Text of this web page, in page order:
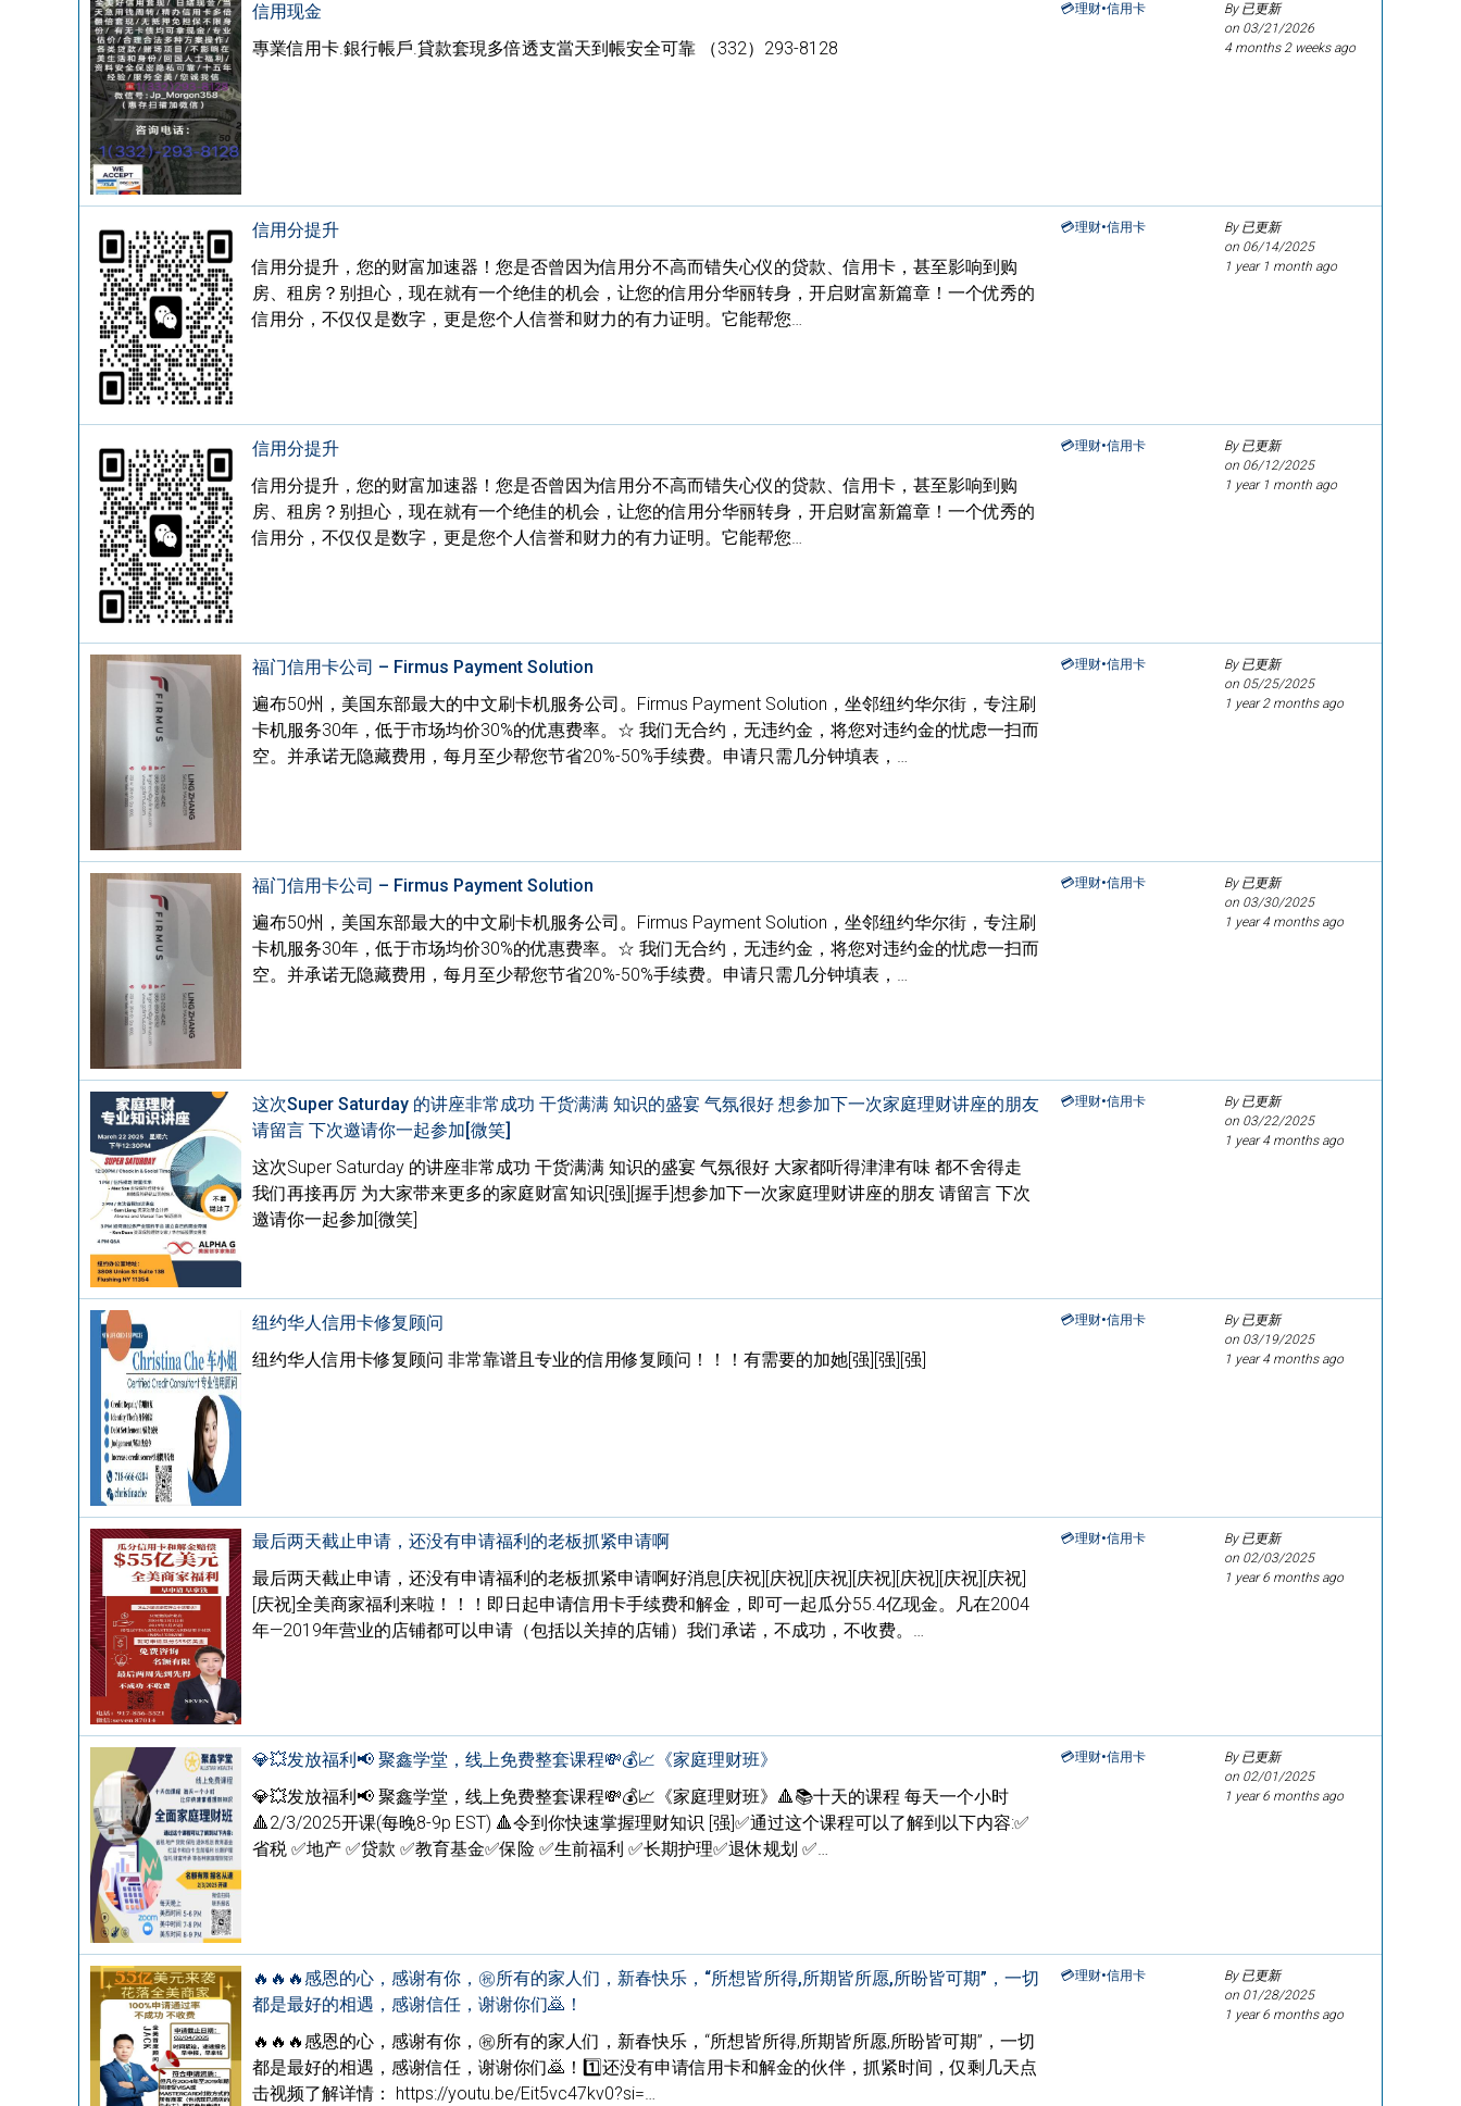
信用现金
專業信用卡.銀行帳戶.貸款套現多倍透支當天到帳安全可靠 （332）293-8128
💳理财•信用卡
By 已更新
on 03/21/2026
4 months 2 weeks ago
信用分提升
信用分提升，您的财富加速器！您是否曾因为信用分不高而错失心仪的贷款、信用卡，甚至影响到购
房、租房？别担心，现在就有一个绝佳的机会，让您的信用分华丽转身，开启财富新篇章！一个优秀的
信用分，不仅仅是数字，更是您个人信誉和财力的有力证明。它能帮您…
💳理财•信用卡
By 已更新
on 06/14/2025
1 year 1 month ago
信用分提升
信用分提升，您的财富加速器！您是否曾因为信用分不高而错失心仪的贷款、信用卡，甚至影响到购
房、租房？别担心，现在就有一个绝佳的机会，让您的信用分华丽转身，开启财富新篇章！一个优秀的
信用分，不仅仅是数字，更是您个人信誉和财力的有力证明。它能帮您…
💳理财•信用卡
By 已更新
on 06/12/2025
1 year 1 month ago
福门信用卡公司 – Firmus Payment Solution
遍布50州，美国东部最大的中文刷卡机服务公司。Firmus Payment Solution，坐邻纽约华尔街，专注刷
卡机服务30年，低于市场均价30%的优惠费率。☆ 我们无合约，无违约金，将您对违约金的忧虑一扫而
空。并承诺无隐藏费用，每月至少帮您节省20%-50%手续费。申请只需几分钟填表，…
💳理财•信用卡
By 已更新
on 05/25/2025
1 year 2 months ago
福门信用卡公司 – Firmus Payment Solution
遍布50州，美国东部最大的中文刷卡机服务公司。Firmus Payment Solution，坐邻纽约华尔街，专注刷
卡机服务30年，低于市场均价30%的优惠费率。☆ 我们无合约，无违约金，将您对违约金的忧虑一扫而
空。并承诺无隐藏费用，每月至少帮您节省20%-50%手续费。申请只需几分钟填表，…
💳理财•信用卡
By 已更新
on 03/30/2025
1 year 4 months ago
这次Super Saturday 的讲座非常成功 干货满满 知识的盛宴 气氛很好 想参加下一次家庭理财讲座的朋友
请留言 下次邀请你一起参加[微笑]
这次Super Saturday 的讲座非常成功 干货满满 知识的盛宴 气氛很好 大家都听得津津有味 都不舍得走
我们再接再厉 为大家带来更多的家庭财富知识[强][握手]想参加下一次家庭理财讲座的朋友 请留言 下次
邀请你一起参加[微笑]
💳理财•信用卡
By 已更新
on 03/22/2025
1 year 4 months ago
纽约华人信用卡修复顾问
纽约华人信用卡修复顾问 非常靠谱且专业的信用修复顾问！！！有需要的加她[强][强][强]
💳理财•信用卡
By 已更新
on 03/19/2025
1 year 4 months ago
最后两天截止申请，还没有申请福利的老板抓紧申请啊
最后两天截止申请，还没有申请福利的老板抓紧申请啊好消息[庆祝][庆祝][庆祝][庆祝][庆祝][庆祝][庆祝]
[庆祝]全美商家福利来啦！！！即日起申请信用卡手续费和解金，即可一起瓜分55.4亿现金。凡在2004
年—2019年营业的店铺都可以申请（包括以关掉的店铺）我们承诺，不成功，不收费。…
💳理财•信用卡
By 已更新
on 02/03/2025
1 year 6 months ago
💎💥发放福利📢 聚鑫学堂，线上免费整套课程💸💰📈《家庭理财班》
💎💥发放福利📢 聚鑫学堂，线上免费整套课程💸💰📈《家庭理财班》🔺📚十天的课程 每天一个小时
🔺2/3/2025开课(每晚8-9p EST) 🔺令到你快速掌握理财知识 [强]✅通过这个课程可以了解到以下内容:✅
省税 ✅地产 ✅贷款 ✅教育基金✅保险 ✅生前福利 ✅长期护理✅退休规划 ✅…
💳理财•信用卡
By 已更新
on 02/01/2025
1 year 6 months ago
🔥🔥🔥感恩的心，感谢有你，㊗️所有的家人们，新春快乐，“所想皆所得,所期皆所愿,所盼皆可期”，一切
都是最好的相遇，感谢信任，谢谢你们🙇！
🔥🔥🔥感恩的心，感谢有你，㊗️所有的家人们，新春快乐，“所想皆所得,所期皆所愿,所盼皆可期”，一切
都是最好的相遇，感谢信任，谢谢你们🙇！1️⃣还没有申请信用卡和解金的伙伴，抓紧时间，仅剩几天点
击视频了解详情： https://youtu.be/Eit5vc47kv0?si=…
💳理财•信用卡
By 已更新
on 01/28/2025
1 year 6 months ago